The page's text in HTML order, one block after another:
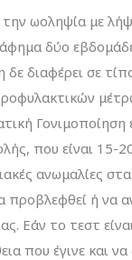
ωοληψία με
δύο
διαφέρει σε
Γονιμοποίηση
που είναι 15-
ανωμαλίες
ή να
Εάν το τεστ
που έγινε και